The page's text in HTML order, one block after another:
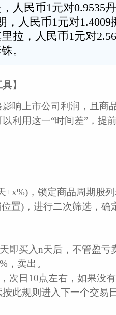
人民币1元对0.9535
，人民币1元对
拉，人民币1元对
。
】
响上市公司利润，且商
利用这一“时间差”，提
+x%)，锁定商品周期股
置)，进行二次筛选，确
即买入n天后，不管盈亏
，卖出。
次日10点左右，如果没
此规则进入下一个交易